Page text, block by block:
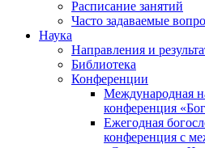
Расписание занятий
Часто задаваемые
Наука
Направления и
Библиотека
Конференции
Международная
конференция
Ежегодная
конференция с